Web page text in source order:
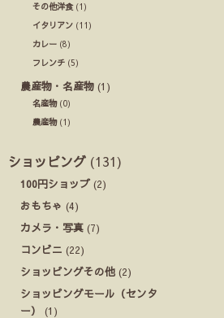
その他洋食(1)
イタリアン (11)
カレー (8)
フレンチ (5)
農産物・名産物 (1)
名産物(0)
農産物(1)
ショッピング (131)
100円ショップ (2)
おもちゃ (4)
カメラ・写真 (7)
コンビニ (22)
ショッピングその他 (2)
ショッピングモール（センタ
ー）
(1)